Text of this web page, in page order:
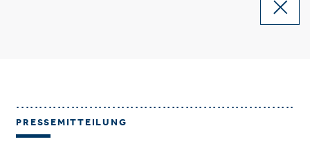
PRESSEMITTEILUNG